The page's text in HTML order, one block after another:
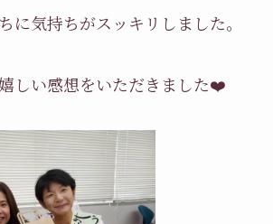
に気持ちがスッキリしました。
しい感想をいただきました❤️